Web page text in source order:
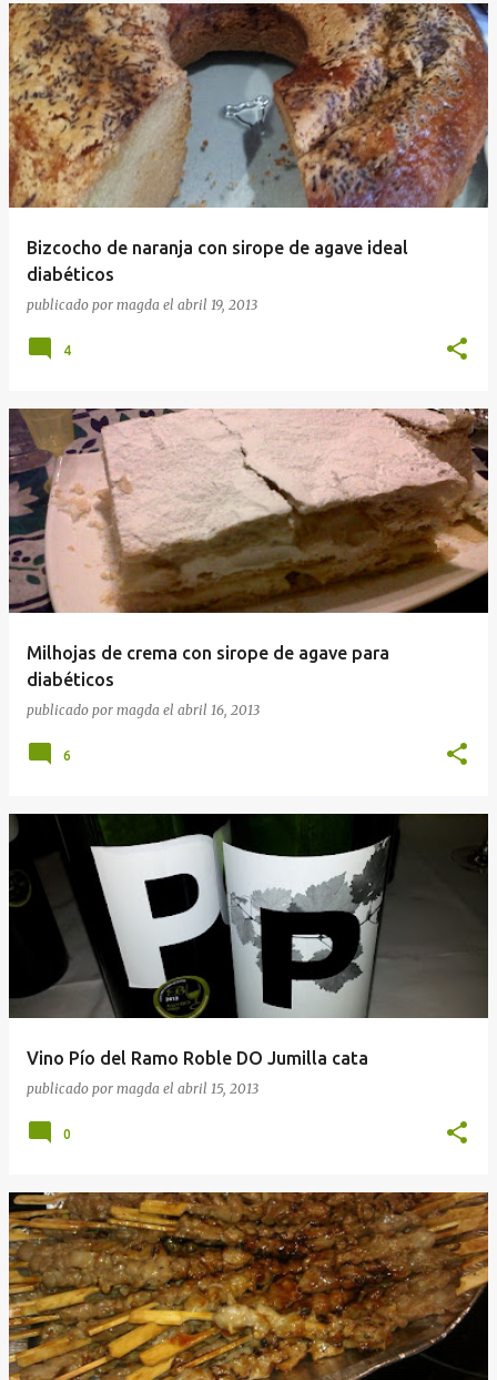
Bizcocho de naranja con sirope de agave ideal
diabéticos
publicado por magda el abril 19, 2013
4
Milhojas de crema con sirope de agave para
diabéticos
publicado por magda el abril 16, 2013
6
Vino Pío del Ramo Roble DO Jumilla cata
publicado por magda el abril 15, 2013
0